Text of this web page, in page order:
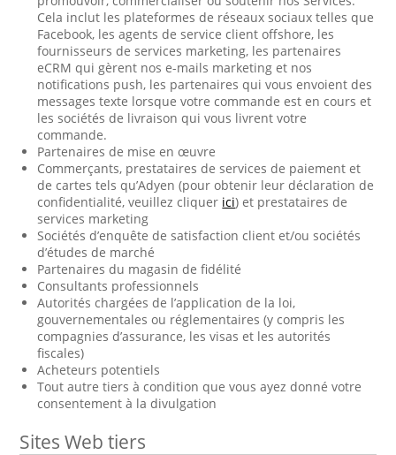
Cela inclut les plateformes de réseaux sociaux telles que
Facebook, les agents de service client offshore, les
fournisseurs de services marketing, les partenaires
eCRM qui gèrent nos e-mails marketing et nos
notifications push, les partenaires qui vous envoient des
messages texte lorsque votre commande est en cours et
les sociétés de livraison qui vous livrent votre
commande.
Partenaires de mise en œuvre
Commerçants, prestataires de services de paiement et
de cartes tels qu’Adyen (pour obtenir leur déclaration de
confidentialité, veuillez cliquer ici) et prestataires de
services marketing
Sociétés d’enquête de satisfaction client et/ou sociétés
d’études de marché
Partenaires du magasin de fidélité
Consultants professionnels
Autorités chargées de l’application de la loi,
gouvernementales ou réglementaires (y compris les
compagnies d’assurance, les visas et les autorités
fiscales)
Acheteurs potentiels
Tout autre tiers à condition que vous ayez donné votre
consentement à la divulgation
Sites Web tiers